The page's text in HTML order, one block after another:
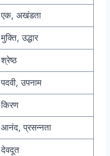
एक, अखंडता
मुक्ति, उद्धार
श्रेष्ठ
पदवी, उपनाम
किरण
आनंद, प्रसन्नता
देवदूत